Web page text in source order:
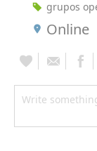
grupos
Online